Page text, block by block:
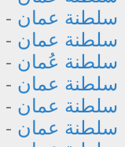
سلطنة عمان -
سلطنة عمان -
سلطنة عُمان -
سلطنة عمان -
سلطنة عمان -
سلطنة عمان -